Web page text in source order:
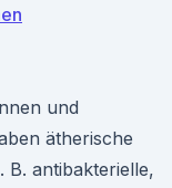
und
ätherische
B. antibakterielle,